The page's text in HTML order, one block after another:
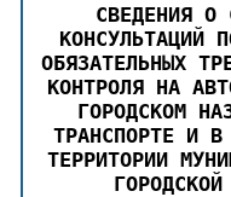
СВЕДЕНИЯ О
КОНСУЛЬТАЦИЙ
ОБЯЗАТЕЛЬНЫХ
КОНТРОЛЯ НА
ГОРОДСКОМ
ТРАНСПОРТЕ И В
ТЕРРИТОРИИ